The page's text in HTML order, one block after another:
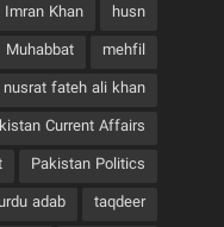
husn
Imran Khan
mehfil
Muhabbat
nusrat fateh ali khan
Current Affairs
Pakistan Politics
taqdeer
urdu adab